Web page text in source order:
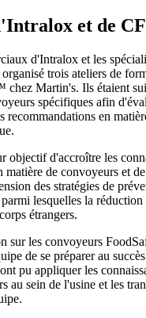
et de
d'Intralox et les
trois ateliers de
chez Martin's. Ils étaient
spécifiques afin
recommandations en
objectif d'accroître les
matière de convoyeurs et
des stratégies de
lesquelles la réduction
étrangers.
sur les convoyeurs
de se préparer au
pu appliquer les
au sein de l'usine et les